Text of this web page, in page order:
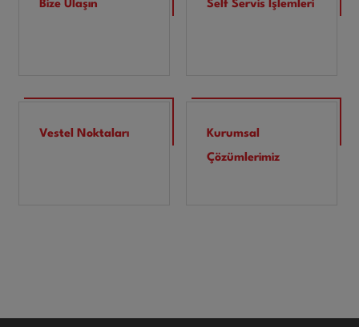
Bize Ulaşın Self Servis İşlemleri
Vestel Noktaları
Kurumsal
Çözümlerimiz